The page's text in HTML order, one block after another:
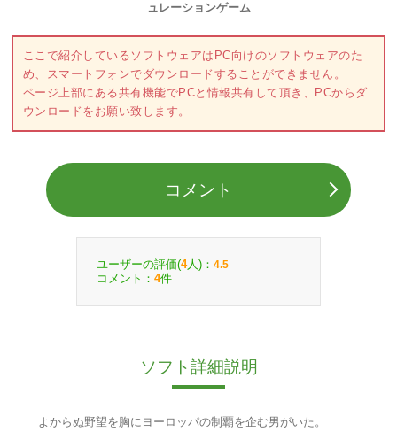
ュレーションゲーム
ここで紹介しているソフトウェアはPC向けのソフトウェアのた
め、スマートフォンでダウンロードすることができません。
ページ上部にある共有機能でPCと情報共有して頂き、PCからダ
ウンロードをお願い致します。
コメント
ユーザーの評価(4人)： 4.5
コメント： 4件
ソフト詳細説明
よからぬ野望を胸にヨーロッパの制覇を企む男がいた。